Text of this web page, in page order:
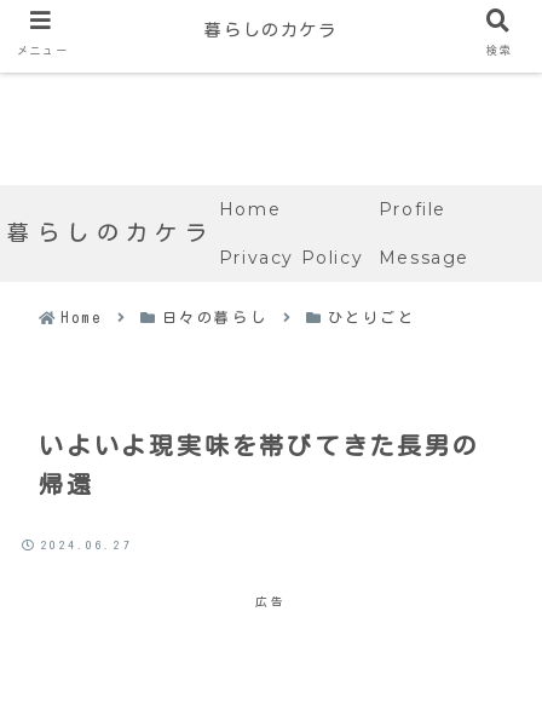
暮らしのカケラ
Home Profile
Privacy Policy Message
Home 日々の暮らし ひとりごと
いよいよ現実味を帯びてきた長男の
帰還
2024.06.27
広告
メニュー
暮らしのカケラ
検索